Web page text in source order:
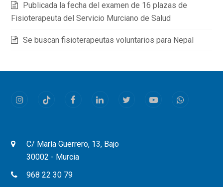
Publicada la fecha del examen de 16 plazas de
Fisioterapeuta del Servicio Murciano de Salud
Se buscan fisioterapeutas voluntarios para Nepal
InstagramTiktok FacebookLinkedInTwitterYoutubeWhatsapp
C/ María Guerrero, 13, Bajo
30002 - Murcia
968 22 30 79